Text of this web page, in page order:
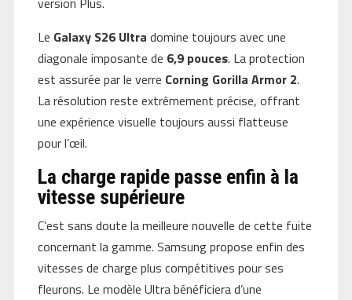
Le Galaxy S26 Ultra domine toujours avec une
diagonale imposante de 6,9 pouces. La protection
est assurée par le verre Corning Gorilla Armor 2.
La résolution reste extrêmement précise, offrant
une expérience visuelle toujours aussi flatteuse
pour l’œil.
La charge rapide passe enfin à la
vitesse supérieure
C’est sans doute la meilleure nouvelle de cette fuite
concernant la gamme. Samsung propose enfin des
vitesses de charge plus compétitives pour ses
fleurons. Le modèle Ultra bénéficiera d’une